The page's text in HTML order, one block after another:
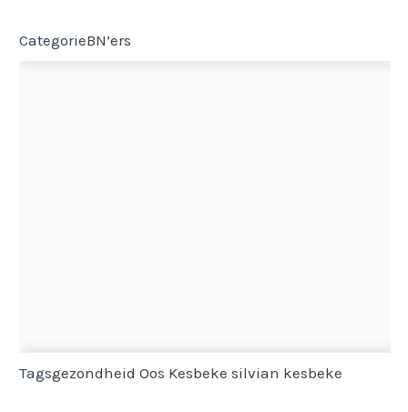
CategorieBN’ers
Tagsgezondheid Oos Kesbeke silvian kesbeke